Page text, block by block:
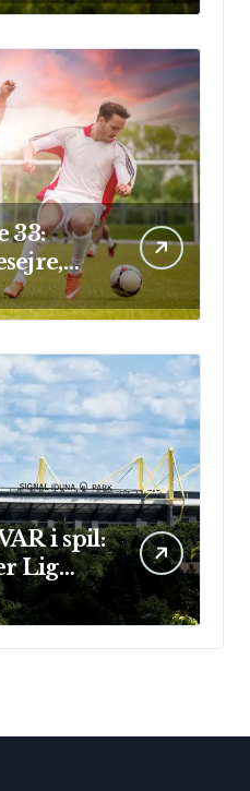
33:
clean
i spil:
Lig